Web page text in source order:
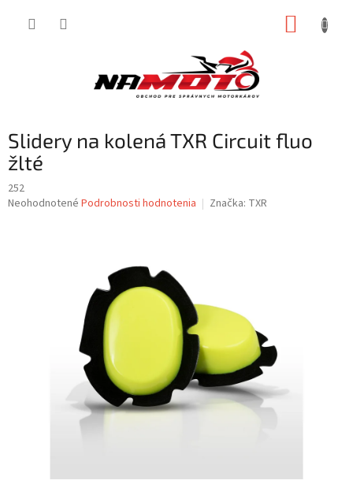
Slidery na kolená TXR Circuit fluo
žlté
252
Priemerné
Neohodnotené Podrobnosti hodnotenia Značka: TXR